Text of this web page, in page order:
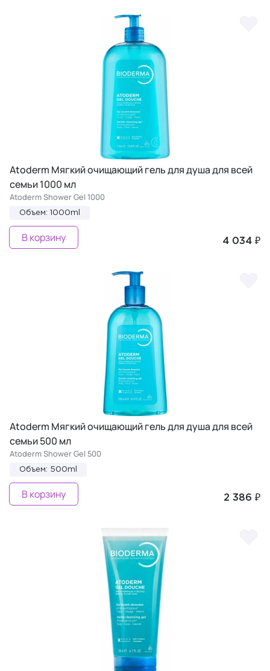
Atoderm Мягкий очищающий гель для душа для всей
семьи 1000 мл
Atoderm Shower Gel 1000
Объем: 1000ml
4 034 ₽
В корзину
Atoderm Мягкий очищающий гель для душа для всей
семьи 500 мл
Atoderm Shower Gel 500
Объем: 500ml
2 386 ₽
В корзину